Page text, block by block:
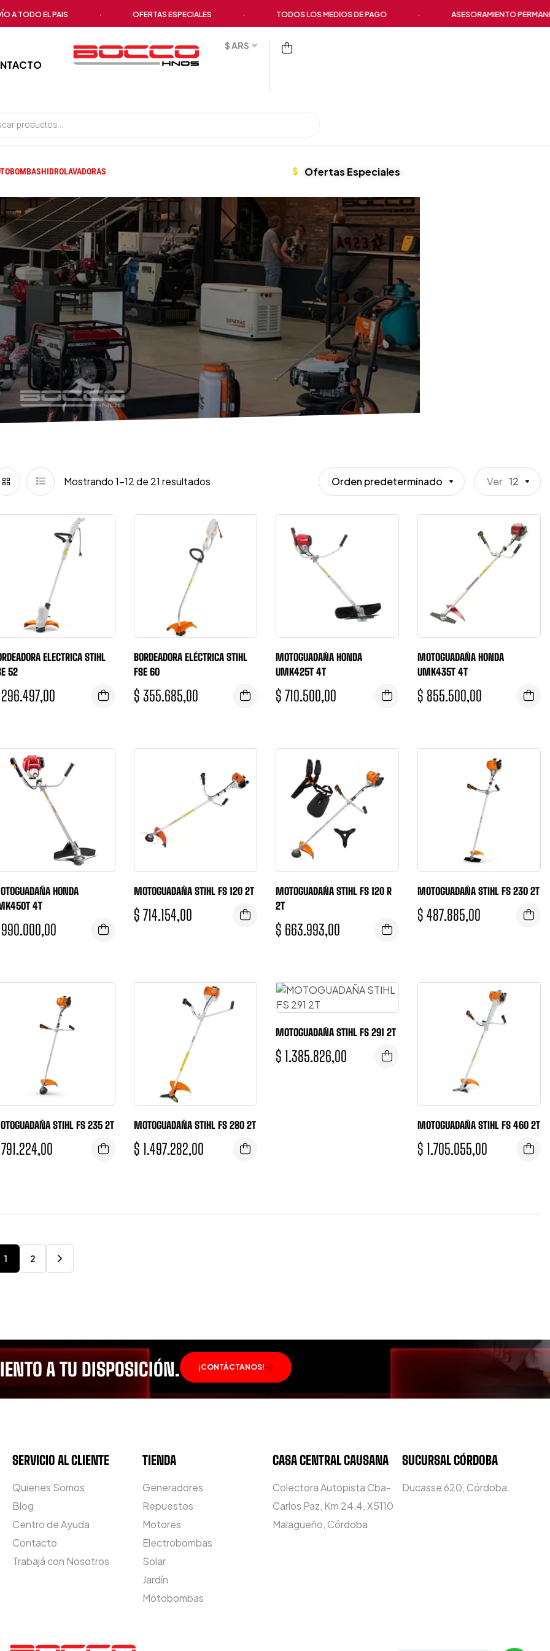
EL PAIS OFERTAS ESPECIALES TODOS LOS MEDIOS DE PAGO ASESORAMIENTO PERMANENTE
$ ARS
HIDROLAVADORAS Ofertas Especiales
Mostrando 1–12 de 21 resultados Orden predeterminado Ver 12
ELECTRICA STIHL
52
296.497,00
BORDEADORA ELÉCTRICA STIHL
FSE 60
$ 355.685,00
MOTOGUADAÑA HONDA
UMK425T 4T
$ 710.500,00
MOTOGUADAÑA HONDA
UMK435T 4T
$ 855.500,00
HONDA
4T
990.000,00
MOTOGUADAÑA STIHL FS 120 2T
$ 714.154,00
MOTOGUADAÑA STIHL FS 120 R
2T
$ 663.993,00
MOTOGUADAÑA STIHL FS 230 2T
$ 487.885,00
STIHL FS 235 2T
791.224,00
MOTOGUADAÑA STIHL FS 280 2T
$ 1.497.282,00
MOTOGUADAÑA STIHL FS 291 2T
$ 1.385.826,00
MOTOGUADAÑA STIHL FS 460 2T
$ 1.705.055,00
1 2
A TU DISPOSICIÓN. ¡CONTÁCTANOS!
SERVICIO AL CLIENTE
Quienes Somos
Blog
Centro de Ayuda
Contacto
Trabajá con Nosotros
TIENDA
Generadores
Repuestos
Motores
Electrobombas
Solar
Jardín
Motobombas
CASA CENTRAL CAUSANA
Colectora Autopista Cba-
Carlos Paz, Km 24,4, X5110
Malagueño, Córdoba
SUCURSAL CÓRDOBA
Ducasse 620, Córdoba.